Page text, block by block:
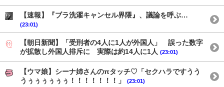
【速報】『ブラ洗濯キャンセル界隈』、議論を呼ぶ…
(23:01)
【朝日新聞】「受刑者の4人に1人が外国人」 誤った数字
が拡散し外国人排斥に 実際は約14人に1人 (23:01)
【ウマ娘】シーナ姉さんのπタッチ♡「セクハラですうう
うぅぅぅぅぅぅ！！！！！！！」
(23:01)